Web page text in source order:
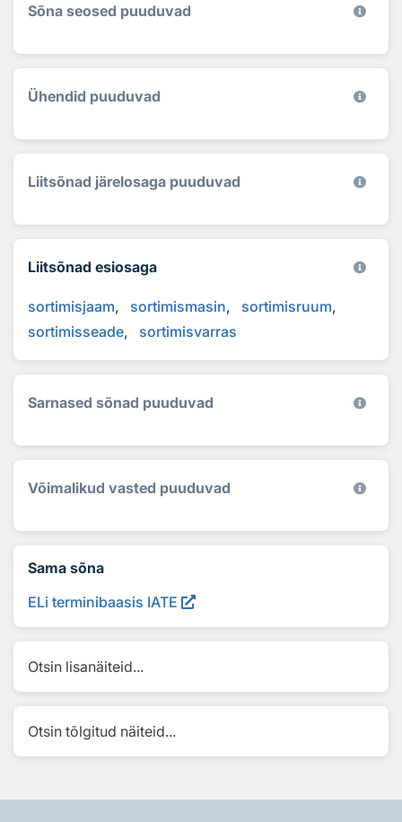
Sõna seosed puuduvad
Ühendid puuduvad
Liitsõnad järelosaga puuduvad
Liitsõnad esiosaga
sortimisjaam sortimismasin
sortimisruum
sortimisseade
sortimisvarras
Sarnased sõnad puuduvad
Võimalikud vasted puuduvad
Sama sõna
ELi terminibaasis IATE
Otsin lisanäiteid...
Otsin tõlgitud näiteid...